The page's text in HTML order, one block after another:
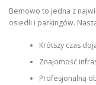
Bemowo to jedna z
osiedli i parkingów.
Krótszy czas
Znajomość
Profesjonalną